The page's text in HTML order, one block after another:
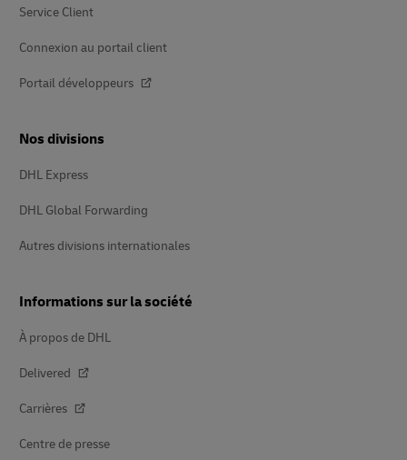
Service Client
Connexion au portail client
Portail développeurs
Nos divisions
DHL Express
DHL Global Forwarding
Autres divisions internationales
Informations sur la société
À propos de DHL
Delivered
Carrières
Centre de presse